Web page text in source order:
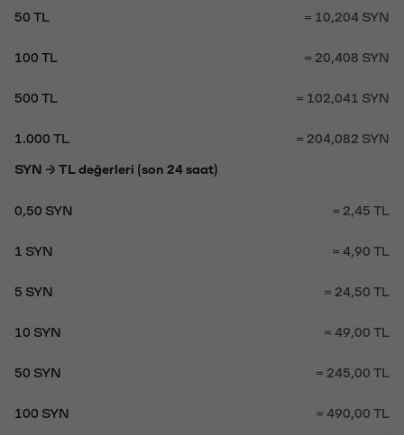
50 TL = 10,204 SYN
100 TL = 20,408 SYN
500 TL = 102,041 SYN
1.000 TL = 204,082 SYN
SYN → TL değerleri (son 24 saat)
0,50 SYN = 2,45 TL
1 SYN = 4,90 TL
5 SYN = 24,50 TL
10 SYN = 49,00 TL
50 SYN = 245,00 TL
100 SYN = 490,00 TL